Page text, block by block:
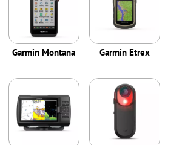
Garmin Montana Garmin Etrex